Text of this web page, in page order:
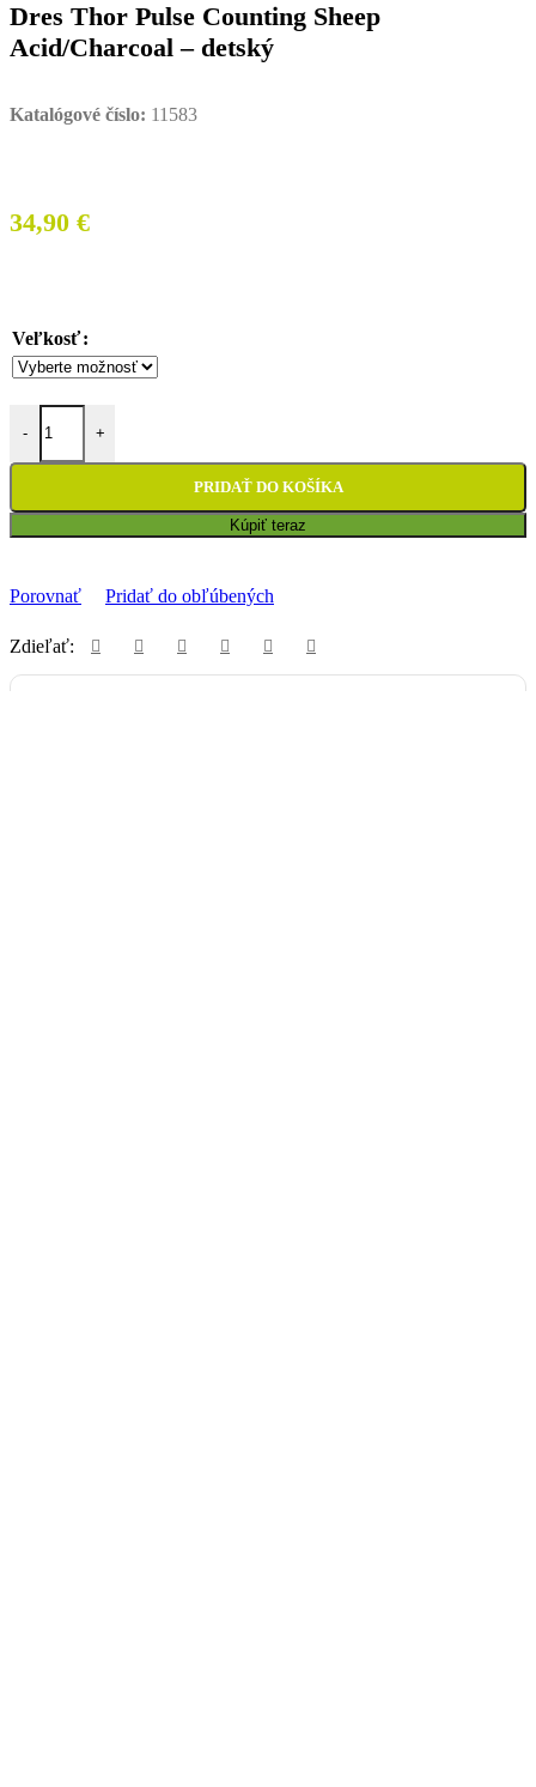
Dres Thor Pulse Counting Sheep
Acid/Charcoal – detský
Katalógové číslo: 11583
34,90 €
Veľkosť
-
množstvo Dres Thor Pulse Counting Sheep Acid/Charcoal - detský
+
PRIDAŤ DO KOŠÍKA
Kúpiť teraz
Porovnať Pridať do obľúbených
Zdieľať: